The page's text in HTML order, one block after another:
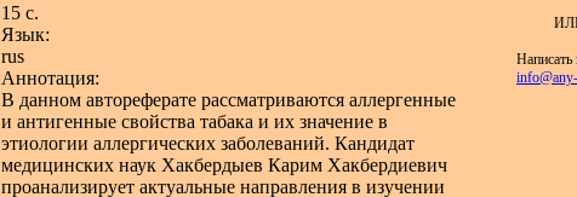
15 с.
Язык:
rus
Аннотация:
В данном автореферате рассматриваются аллергенные
и антигенные свойства табака и их значение в
этиологии аллергических заболеваний. Кандидат
медицинских наук Хакбердыев Карим Хакбердиевич
проанализирует актуальные направления в изучении
Написать